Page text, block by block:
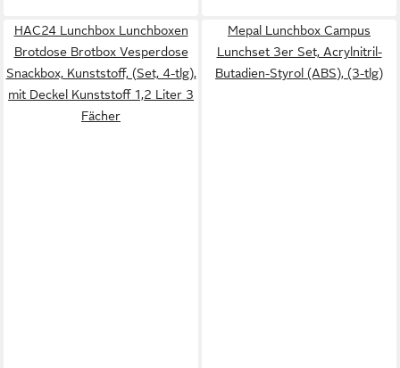
HAC24 Lunchbox Lunchboxen
Brotdose Brotbox Vesperdose
Snackbox, Kunststoff, (Set, 4-tlg),
mit Deckel Kunststoff 1,2 Liter 3
Fächer
Mepal Lunchbox Campus
Lunchset 3er Set, Acrylnitril-
Butadien-Styrol (ABS), (3-tlg)